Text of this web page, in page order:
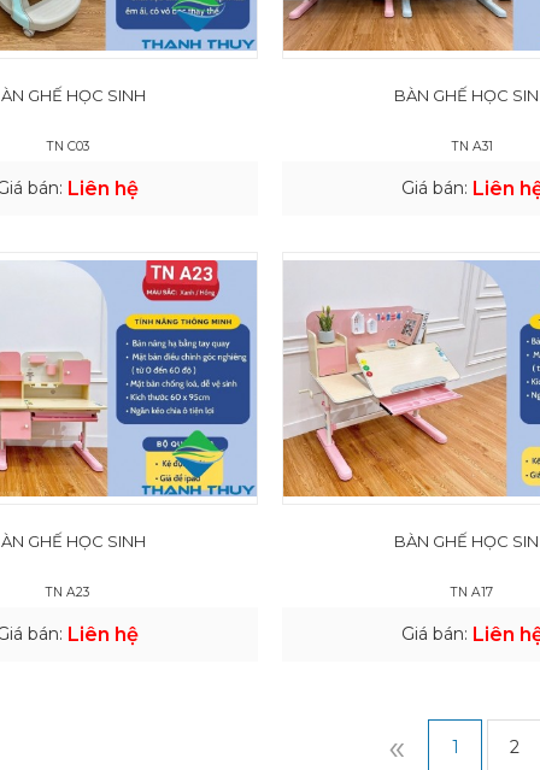
GHẾ HỌC SINH
TN C03
bán: Liên hệ
BÀN GHẾ HỌC
TN A31
Giá bán: Liên
GHẾ HỌC SINH
TN A23
bán: Liên hệ
BÀN GHẾ HỌC
TN A17
Giá bán: Liên
« 1 2